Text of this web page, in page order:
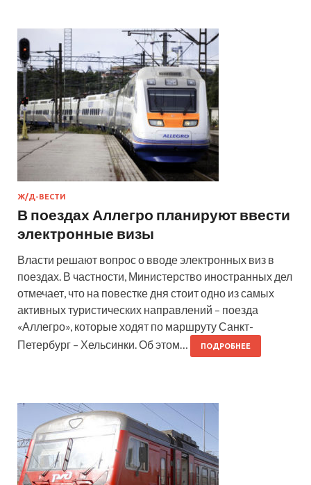
Ж/Д-ВЕСТИ
В поездах Аллегро планируют ввести
электронные визы
Власти решают вопрос о вводе электронных виз в
поездах. В частности, Министерство иностранных дел
отмечает, что на повестке дня стоит одно из самых
активных туристических направлений – поезда
«Аллегро», которые ходят по маршруту Санкт-
Петербург – Хельсинки. Об этом…
ПОДРОБНЕЕ